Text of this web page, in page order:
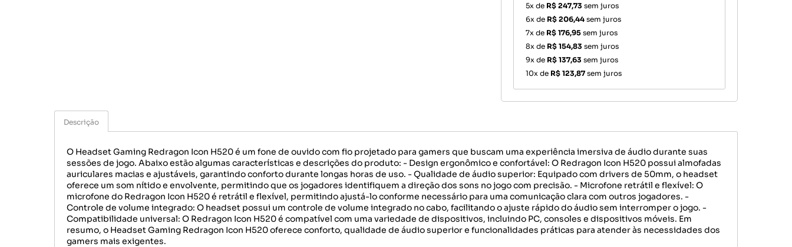
5x de R$ 247,73 sem juros
6x de R$ 206,44 sem juros
7x de R$ 176,95 sem juros
8x de R$ 154,83 sem juros
9x de R$ 137,63 sem juros
10x de R$ 123,87 sem juros
Descrição
O Headset Gaming Redragon Icon H520 é um fone de ouvido com fio projetado para gamers que buscam uma experiência imersiva de áudio durante suas
sessões de jogo. Abaixo estão algumas características e descrições do produto: - Design ergonômico e confortável: O Redragon Icon H520 possui almofadas
auriculares macias e ajustáveis, garantindo conforto durante longas horas de uso. - Qualidade de áudio superior: Equipado com drivers de 50mm, o headset
oferece um som nítido e envolvente, permitindo que os jogadores identifiquem a direção dos sons no jogo com precisão. - Microfone retrátil e flexível: O
microfone do Redragon Icon H520 é retrátil e flexível, permitindo ajustá-lo conforme necessário para uma comunicação clara com outros jogadores. -
Controle de volume integrado: O headset possui um controle de volume integrado no cabo, facilitando o ajuste rápido do áudio sem interromper o jogo. -
Compatibilidade universal: O Redragon Icon H520 é compatível com uma variedade de dispositivos, incluindo PC, consoles e dispositivos móveis. Em
resumo, o Headset Gaming Redragon Icon H520 oferece conforto, qualidade de áudio superior e funcionalidades práticas para atender às necessidades dos
gamers mais exigentes.